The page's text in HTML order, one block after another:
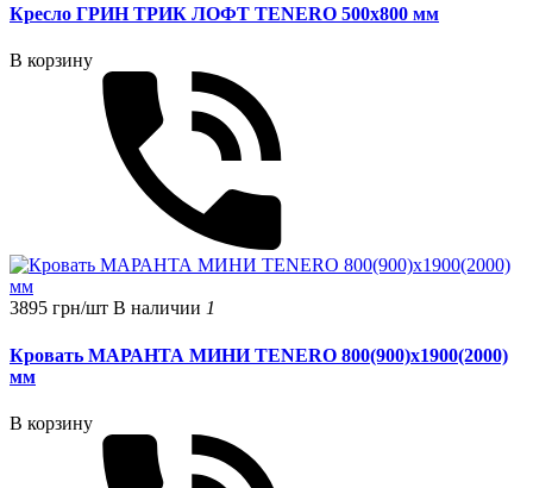
Кресло ГРИН ТРИК ЛОФТ TЕNERO 500x800 мм
В корзину
3895 грн/шт В наличии 1
Кровать МАРАНТА МИНИ TENERO 800(900)x1900(2000)
мм
В корзину